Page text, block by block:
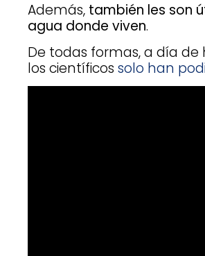
Además, también les son
agua donde viven.
De todas formas, a día
los científicos solo han